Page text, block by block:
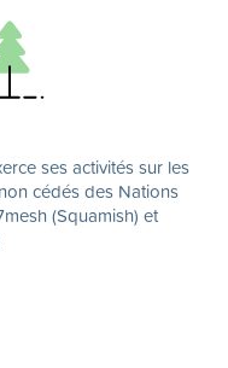
ses activités sur les
cédés des Nations
(Squamish) et